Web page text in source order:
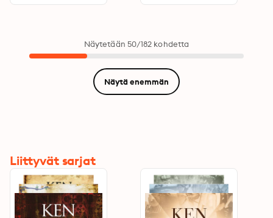
Näytetään 50/182 kohdetta
Näytä enemmän
Liittyvät sarjat